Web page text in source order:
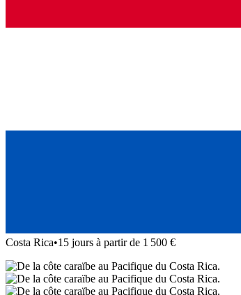
Costa Rica•15 jours à partir de 1 500 €